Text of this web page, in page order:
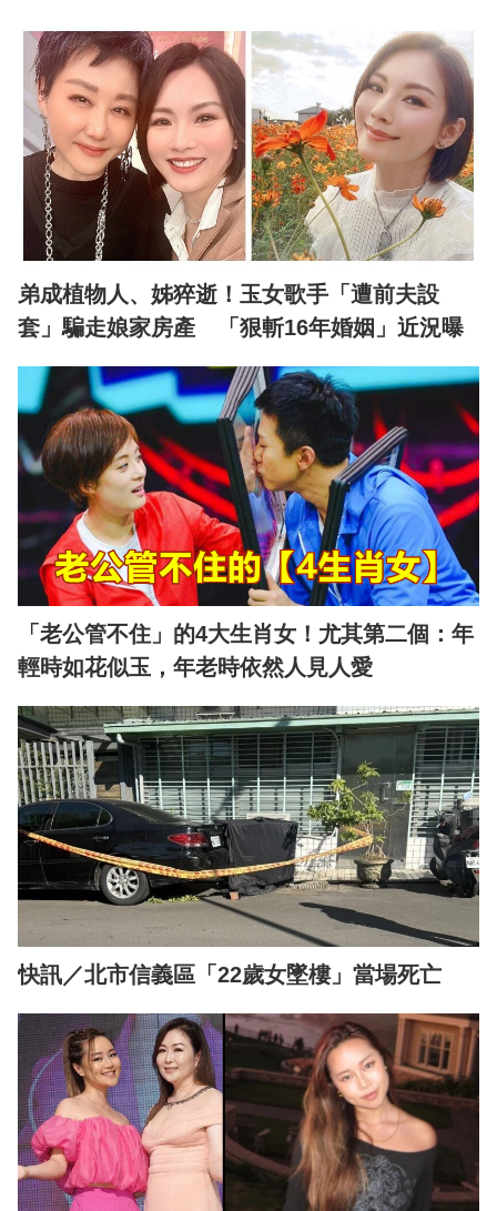
弟成植物人、姊猝逝！玉女歌手「遭前夫設
套」騙走娘家房產 「狠斬16年婚姻」近況曝
「老公管不住」的4大生肖女！尤其第二個：年
輕時如花似玉，年老時依然人見人愛
快訊／北市信義區「22歲女墜樓」當場死亡